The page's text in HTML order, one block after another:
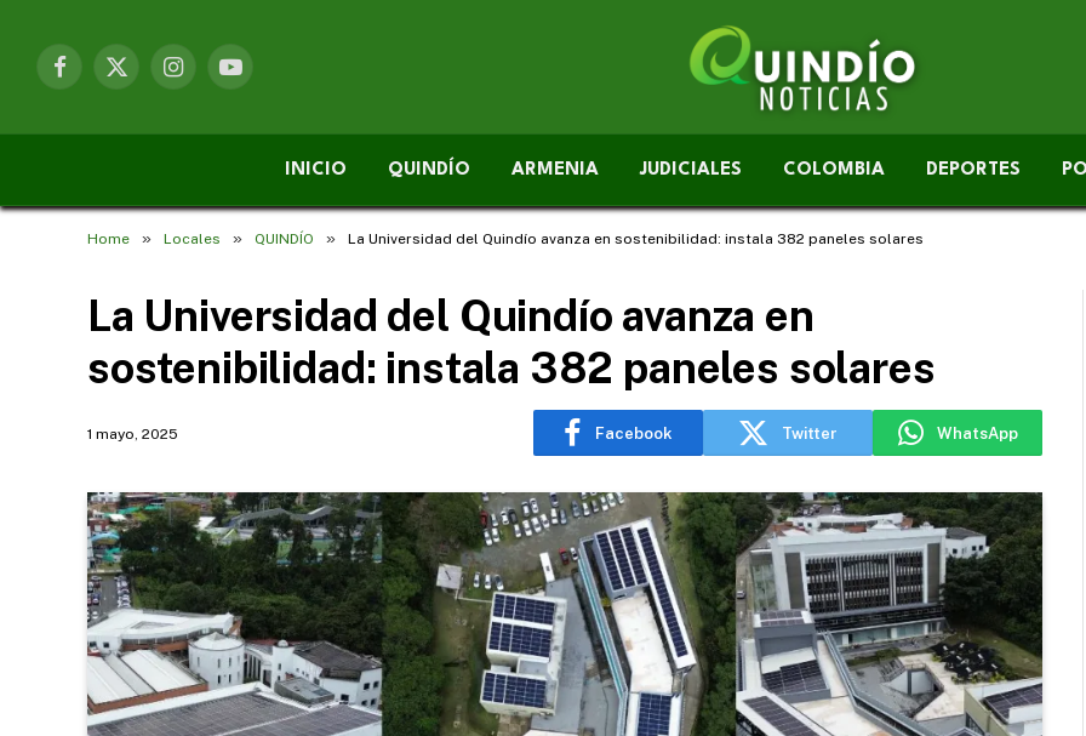
Facebook
X
InstagramYouTube
INICIO QUINDÍO ARMENIA JUDICIALES COLOMBIA DEPORTES
Home » Locales » QUINDÍO » La Universidad del Quindío avanza en sostenibilidad: instala 382 paneles solares
La Universidad del Quindío avanza en
sostenibilidad: instala 382 paneles solares
1 mayo, 2025 Facebook Twitter WhatsApp